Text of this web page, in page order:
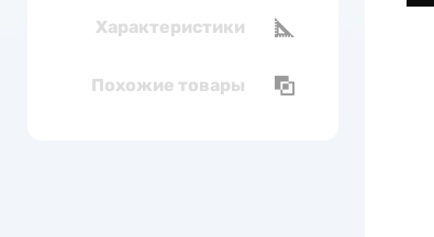
Характеристики
Похожие товары